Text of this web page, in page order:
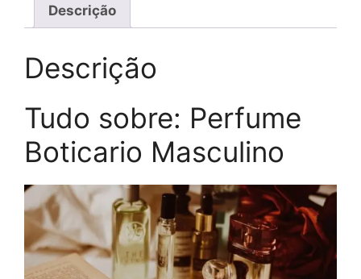
Descrição
Descrição
Tudo sobre: Perfume
Boticario Masculino